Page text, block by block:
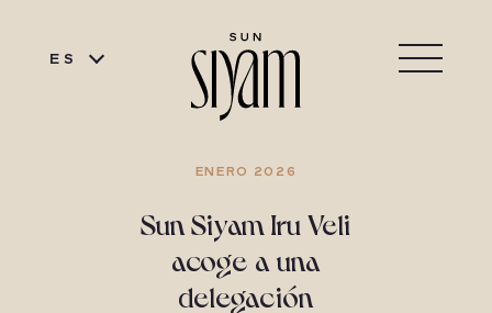
ES
ENERO 2026
Sun Siyam Iru Veli
acoge a una
delegación